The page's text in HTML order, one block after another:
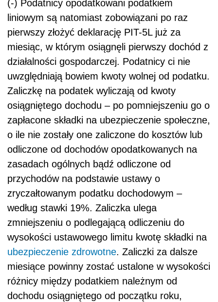
(-) Podatnicy opodatkowani podatkiem
liniowym są natomiast zobowiązani po raz
pierwszy złożyć deklarację PIT-5L już za
miesiąc, w którym osiągnęli pierwszy dochód z
działalności gospodarczej. Podatnicy ci nie
uwzględniają bowiem kwoty wolnej od podatku.
Zaliczkę na podatek wyliczają od kwoty
osiągniętego dochodu – po pomniejszeniu go o
zapłacone składki na ubezpieczenie społeczne,
o ile nie zostały one zaliczone do kosztów lub
odliczone od dochodów opodatkowanych na
zasadach ogólnych bądź odliczone od
przychodów na podstawie ustawy o
zryczałtowanym podatku dochodowym –
według stawki 19%. Zaliczka ulega
zmniejszeniu o podlegającą odliczeniu do
wysokości ustawowego limitu kwotę składki na
ubezpieczenie zdrowotne. Zaliczki za dalsze
miesiące powinny zostać ustalone w wysokości
różnicy między podatkiem należnym od
dochodu osiągniętego od początku roku,